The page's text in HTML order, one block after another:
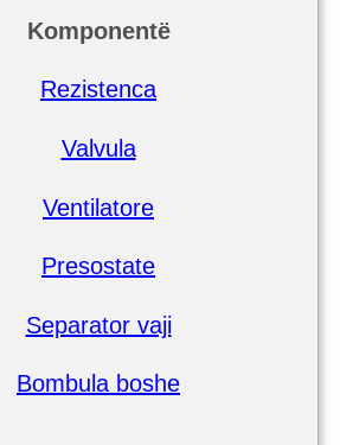
Komponentë
Rezistenca
Valvula
Ventilatore
Presostate
Separator vaji
Bombula boshe